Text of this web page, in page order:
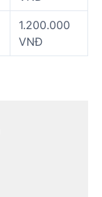
1.200.000
VNĐ